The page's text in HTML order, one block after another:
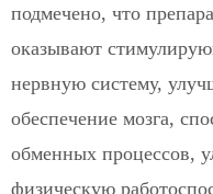
подмечено, что
оказывают
нервную систему,
обеспечение мозга,
обменных процессов,
физическую